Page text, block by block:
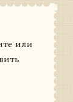
или